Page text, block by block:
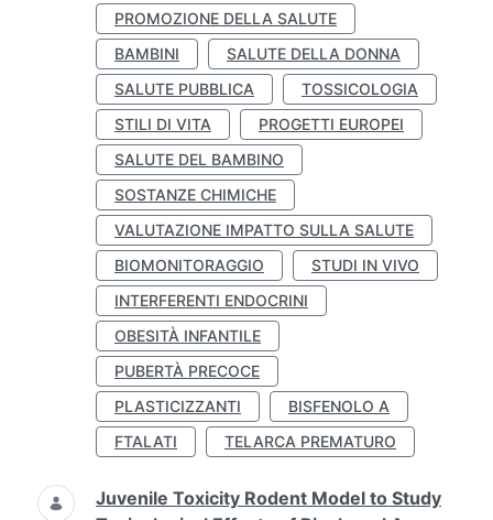
PROMOZIONE DELLA SALUTE
BAMBINI
SALUTE DELLA DONNA
SALUTE PUBBLICA
TOSSICOLOGIA
STILI DI VITA
PROGETTI EUROPEI
SALUTE DEL BAMBINO
SOSTANZE CHIMICHE
VALUTAZIONE IMPATTO SULLA SALUTE
BIOMONITORAGGIO
STUDI IN VIVO
INTERFERENTI ENDOCRINI
OBESITÀ INFANTILE
PUBERTÀ PRECOCE
PLASTICIZZANTI
BISFENOLO A
FTALATI
TELARCA PREMATURO
Juvenile Toxicity Rodent Model to Study